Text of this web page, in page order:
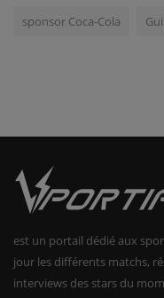
sponsor Coca-Cola
est un portail dédié aux
jour les différents matchs,
interviews des stars du